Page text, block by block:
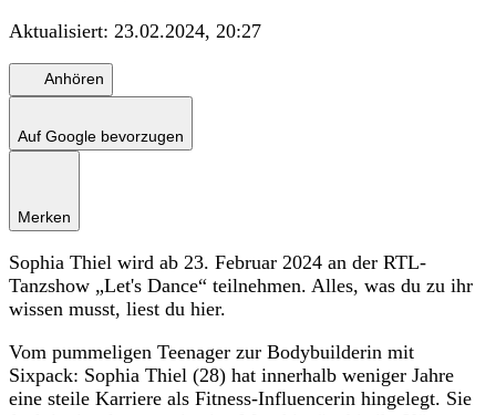
Aktualisiert: 23.02.2024, 20:27
Anhören
Auf Google bevorzugen
Merken
Sophia Thiel wird ab 23. Februar 2024 an der RTL-
Tanzshow „Let's Dance“ teilnehmen. Alles, was du zu ihr
wissen musst, liest du hier.
Vom pummeligen Teenager zur Bodybuilderin mit
Sixpack: Sophia Thiel (28) hat innerhalb weniger Jahre
eine steile Karriere als Fitness-Influencerin hingelegt. Sie